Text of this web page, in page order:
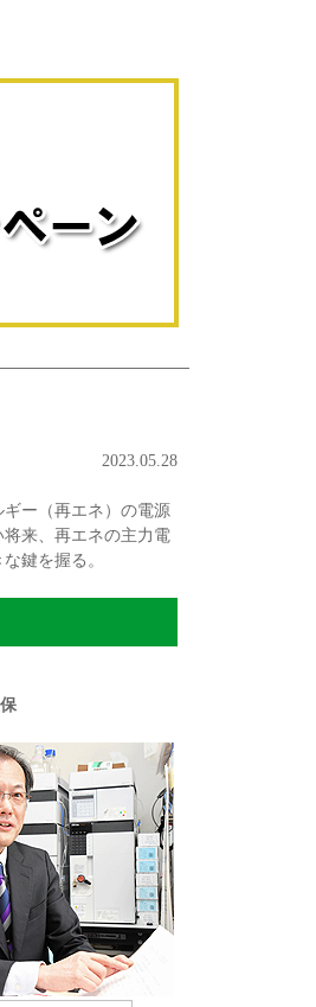
2023.05.28
ー（再エネ）の電源
来、再エネの主力電
鍵を握る。